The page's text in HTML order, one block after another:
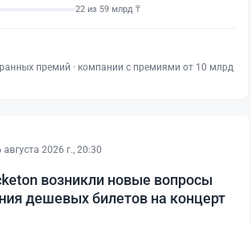
22 из 59 млрд ₸
премий · компании с премиями от 10 млрд
августа 2026 г., 20:30
возникли новые вопросы
дешевых билетов на концерт